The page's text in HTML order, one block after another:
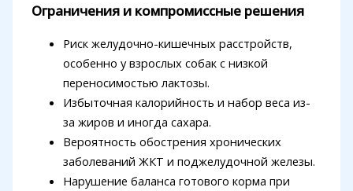
Ограничения и компромиссные решения
Риск желудочно-кишечных расстройств,
особенно у взрослых собак с низкой
переносимостью лактозы.
Избыточная калорийность и набор веса из-
за жиров и иногда сахара.
Вероятность обострения хронических
заболеваний ЖКТ и поджелудочной железы.
Нарушение баланса готового корма при